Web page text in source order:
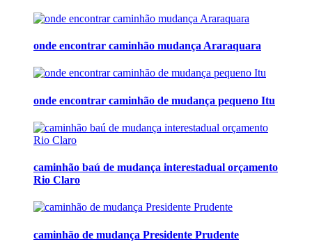
onde encontrar caminhão mudança Araraquara
onde encontrar caminhão de mudança pequeno Itu
caminhão baú de mudança interestadual orçamento
Rio Claro
caminhão de mudança Presidente Prudente